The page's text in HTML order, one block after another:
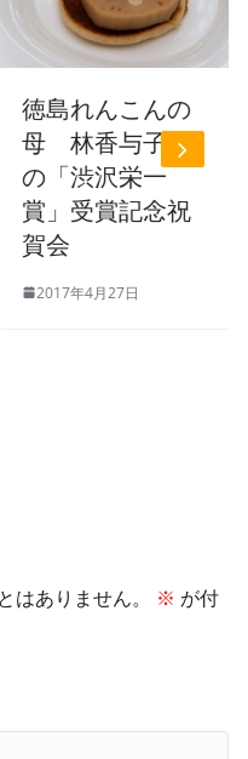
徳島れんこんの
母 林香与子氏
の「渋沢栄一
賞」受賞記念祝
賀会
2017年4月27日
はありません。 ※ が付